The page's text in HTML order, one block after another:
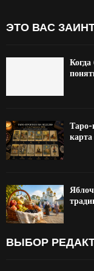
ЭТО ВАС
Таро-
ВЫБОР